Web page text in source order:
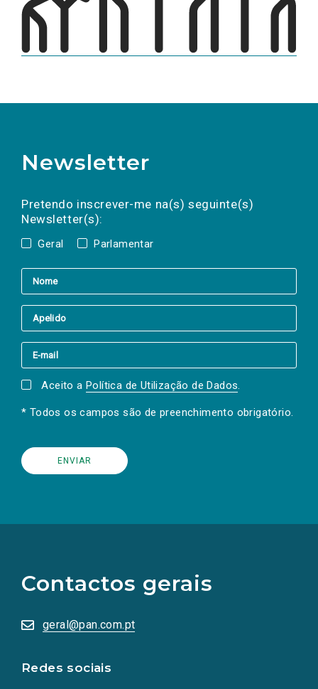
Newsletter
Pretendo inscrever-me na(s) seguinte(s)
Newsletter(s):
Geral Parlamentar
a(s) newsletter(s).
mail
Aceito a Política de Utilização de Dados.
* Todos os campos são de preenchimento obrigatório.
Contactos gerais
geral@pan.com.pt
Redes sociais
redes
sociais
numa
nova